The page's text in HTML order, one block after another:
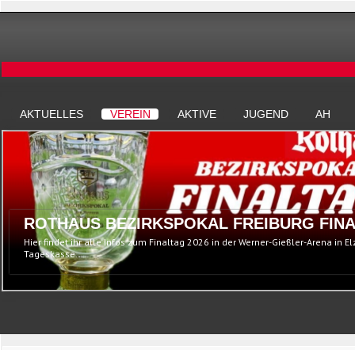
AKTUELLES VEREIN AKTIVE JUGEND AH
ROTHAUS BEZIRKSPOKAL FREIBURG
Hier findet ihr alle Infos zum Finaltag 2026 in der Werner-Gießler-Arena in
Tageskasse...